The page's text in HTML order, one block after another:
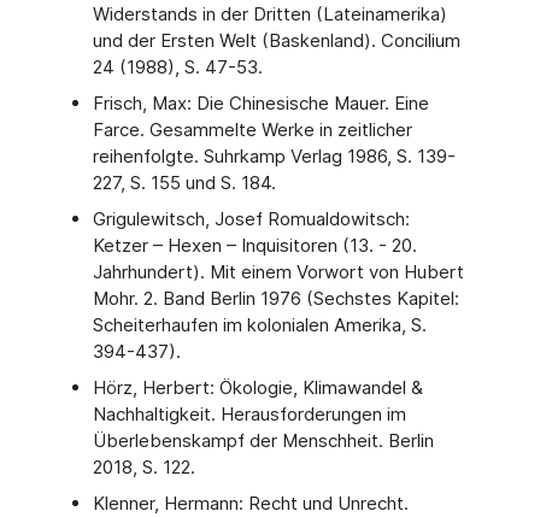
Widerstands in der Dritten (Lateinamerika)
und der Ersten Welt (Baskenland). Concilium
24 (1988), S. 47-53.
Frisch, Max: Die Chinesische Mauer. Eine
Farce. Gesammelte Werke in zeitlicher
reihenfolgte. Suhrkamp Verlag 1986, S. 139-
227, S. 155 und S. 184.
Grigulewitsch, Josef Romualdowitsch:
Ketzer – Hexen – Inquisitoren (13. - 20.
Jahrhundert). Mit einem Vorwort von Hubert
Mohr. 2. Band Berlin 1976 (Sechstes Kapitel:
Scheiterhaufen im kolonialen Amerika, S.
394-437).
Hörz, Herbert: Ökologie, Klimawandel &
Nachhaltigkeit. Herausforderungen im
Überlebenskampf der Menschheit. Berlin
2018, S. 122.
Klenner, Hermann: Recht und Unrecht.